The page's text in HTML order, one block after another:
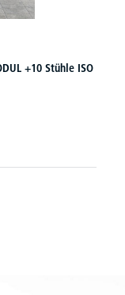
+10 Stühle ISO